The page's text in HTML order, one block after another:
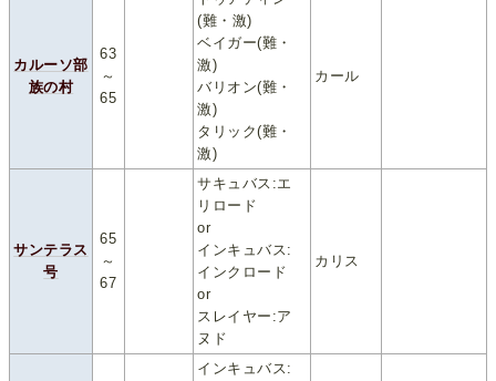
カルーソ部
族の村
63
～
65
(難・激)
ベイガー(難・
激)
バリオン(難・
激)
タリック(難・
激)
カール
サンテラス
号
65
～
67
サキュバス:エ
リロード
or
インキュバス:
インクロード
or
スレイヤー:ア
ヌド
カリス
インキュバス: